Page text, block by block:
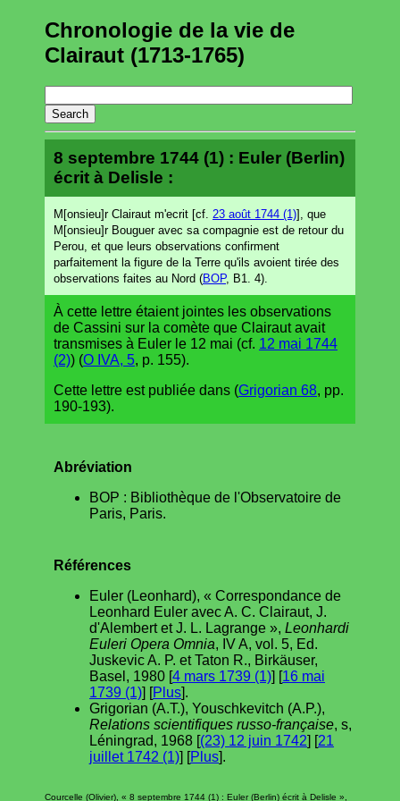
Chronologie de la vie de
Clairaut (1713-1765)
8 septembre 1744 (1) : Euler (Berlin)
écrit à Delisle :
M[onsieu]r Clairaut m'ecrit [cf. 23 août 1744 (1)], que
M[onsieu]r Bouguer avec sa compagnie est de retour du
Perou, et que leurs observations confirment
parfaitement la figure de la Terre qu'ils avoient tirée des
observations faites au Nord (BOP, B1. 4).
À cette lettre étaient jointes les observations
de Cassini sur la comète que Clairaut avait
transmises à Euler le 12 mai (cf. 12 mai 1744
(2)) (O IVA, 5, p. 155).
Cette lettre est publiée dans (Grigorian 68, pp.
190-193).
Abréviation
BOP : Bibliothèque de l'Observatoire de
Paris, Paris.
Références
Euler (Leonhard), « Correspondance de
Leonhard Euler avec A. C. Clairaut, J.
d'Alembert et J. L. Lagrange », Leonhardi
Euleri Opera Omnia, IV A, vol. 5, Ed.
Juskevic A. P. et Taton R., Birkäuser,
Basel, 1980 [4 mars 1739 (1)] [16 mai
1739 (1)] [Plus].
Grigorian (A.T.), Youschkevitch (A.P.),
Relations scientifiques russo-française, s,
Léningrad, 1968 [(23) 12 juin 1742] [21
juillet 1742 (1)] [Plus].
Courcelle (Olivier), « 8 septembre 1744 (1) : Euler (Berlin) écrit à Delisle »,